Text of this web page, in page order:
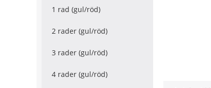
1 rad (gul/röd)
2 rader (gul/röd)
3 rader (gul/röd)
4 rader (gul/röd)